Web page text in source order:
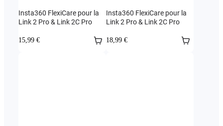
Insta360 FlexiCare pour la
Link 2 Pro & Link 2C Pro
15,99 €
Insta360 FlexiCare pour la
Link 2 Pro & Link 2C Pro
18,99 €